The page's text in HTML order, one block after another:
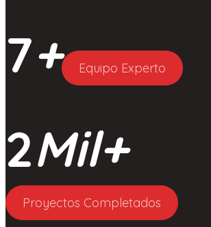
7+ Equipo Experto
2Mil+
Proyectos Completados